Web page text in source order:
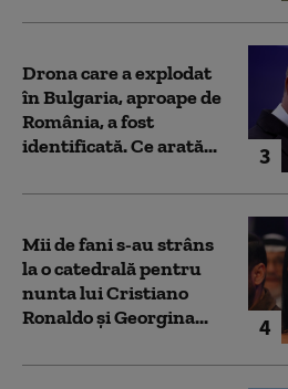
3
Drona care a explodat
în Bulgaria, aproape de
România, a fost
identificată. Ce arată...
4
Mii de fani s-au strâns
la o catedrală pentru
nunta lui Cristiano
Ronaldo şi Georgina...